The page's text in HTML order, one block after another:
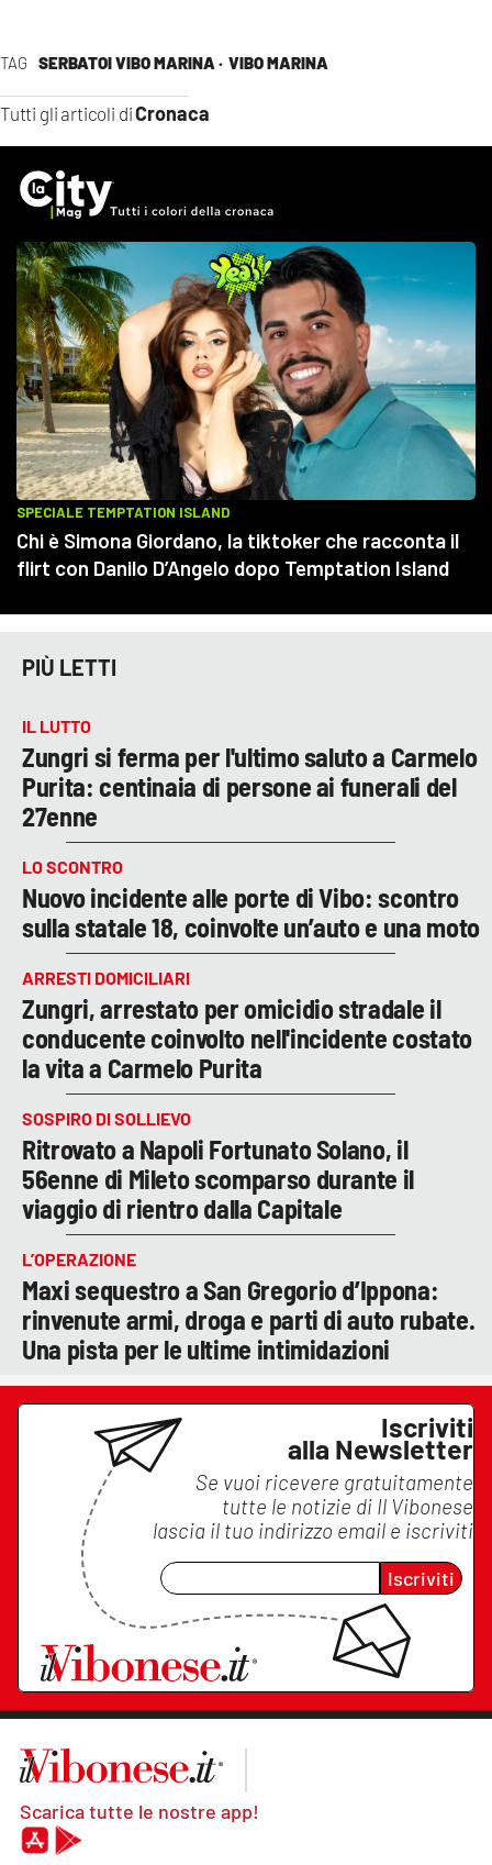
TAG SERBATOI VIBO MARINA · VIBO MARINA
Tutti gli articoli diCronaca
PIÙ LETTI
IL LUTTO
Zungri si ferma per l'ultimo saluto a Carmelo
Purita: centinaia di persone ai funerali del
27enne
LO SCONTRO
Nuovo incidente alle porte di Vibo: scontro
sulla statale 18, coinvolte un’auto e una moto
ARRESTI DOMICILIARI
Zungri, arrestato per omicidio stradale il
conducente coinvolto nell'incidente costato
la vita a Carmelo Purita
SOSPIRO DI SOLLIEVO
Ritrovato a Napoli Fortunato Solano, il
56enne di Mileto scomparso durante il
viaggio di rientro dalla Capitale
L’OPERAZIONE
Maxi sequestro a San Gregorio d’Ippona:
rinvenute armi, droga e parti di auto rubate.
Una pista per le ultime intimidazioni
Iscriviti
alla Newsletter
Se vuoi ricevere gratuitamente
tutte le notizie di Il Vibonese
lascia il tuo indirizzo email e iscriviti
Iscriviti
Scarica tutte le nostre app!